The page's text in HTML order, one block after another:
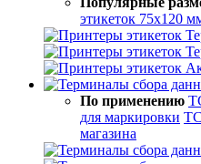
этикеток 75х120
По применению
для маркировки
магазина